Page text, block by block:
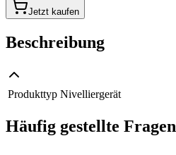
Jetzt kaufen
Beschreibung
Produkttyp Nivelliergerät
Häufig gestellte Fragen